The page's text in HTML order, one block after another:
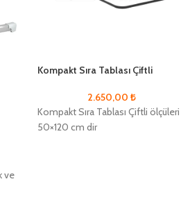
ve
Kompakt Sıra Tablası Çiftli
2.650,00 ₺
Kompakt Sıra Tablası Çiftli ölçüleri
50×120 cm dir